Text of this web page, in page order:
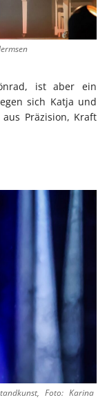
ist aber ein
sich Katja und
Präzision, Kraft
Foto: Karina